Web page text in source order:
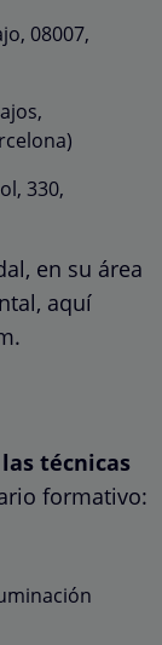
08007,
330,
en su área
aquí
técnicas
formativo: